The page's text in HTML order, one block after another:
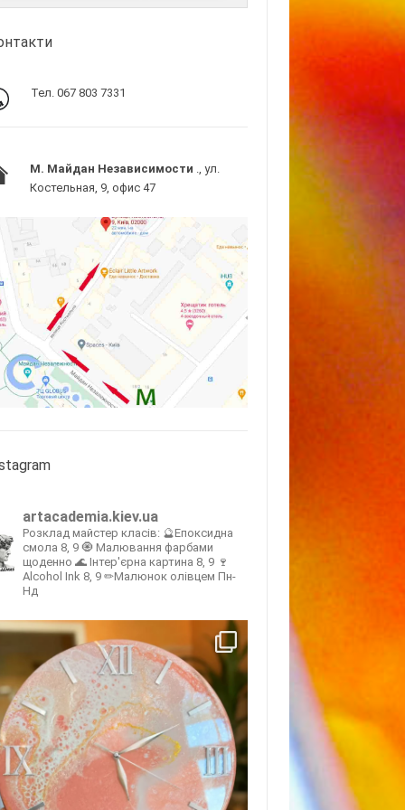
Тел. 067 803 7331
M. Майдан Независимости ., ул.
Костельная, 9, офис 47
artacademia.kiev.ua
Розклад майстер класів: 🔮Епоксидна
смола 8, 9 🧿 Малювання фарбами
щоденно 🌊 Інтер'єрна картина 8, 9 🍷
Alcohol Ink 8, 9 ✏Малюнок олівцем Пн-
Нд